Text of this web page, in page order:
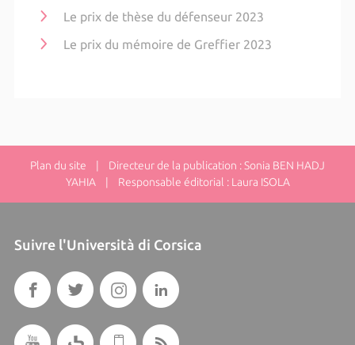
Le prix de thèse du défenseur 2023
Le prix du mémoire de Greffier 2023
Plan du site | Directeur de la publication : Sonia BEN HADJ
YAHIA | Responsable éditorial : Laura ISOLA
Suivre l'Università di Corsica